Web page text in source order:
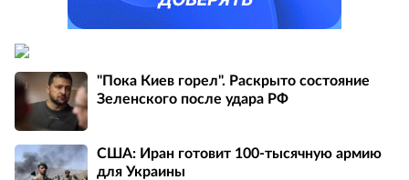
"Пока Киев горел". Раскрыто состояние
Зеленского после удара РФ
США: Иран готовит 100-тысячную армию
для Украины